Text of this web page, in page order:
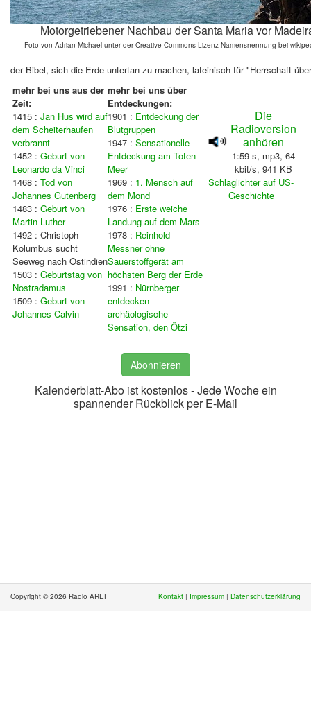
Motorgetriebener Nachbau der Santa Maria vor
Foto von Adrian Michael unter der Creative Commons-Lizenz Namensnennung bei
der Bibel, sich die Erde untertan zu machen, lateinisch für "Herrschaft
mehr bei uns aus der
Zeit:
mehr bei uns über
Entdeckungen:
1415 : Jan Hus wird auf
dem Scheiterhaufen
verbrannt
1452 : Geburt von
Leonardo da Vinci
1468 : Tod von
Johannes Gutenberg
1483 : Geburt von
Martin Luther
1492 : Christoph
Kolumbus sucht
Seeweg nach Ostindien
1503 : Geburtstag von
Nostradamus
1509 : Geburt von
Johannes Calvin
1901 : Entdeckung der
Blutgruppen
1947 : Sensationelle
Entdeckung am Toten
Meer
1969 : 1. Mensch auf
dem Mond
1976 : Erste weiche
Landung auf dem Mars
1978 : Reinhold
Messner ohne
Sauerstoffgerät am
höchsten Berg der Erde
1991 : Nürnberger
entdecken
archäologische
Sensation, den Ötzi
Die
Radioversion
anhören
1:59 s, mp3, 64
kbit/s, 941 KB
Schlaglichter auf US-
Geschichte
Abonnieren
Kalenderblatt-Abo ist kostenlos - Jede Woche ein
spannender Rückblick per E-Mail
Copyright © 2026 Radio AREF Kontakt | Impressum | Datenschutzerklärung